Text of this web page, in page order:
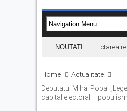
NOUTATI
Contract semnat pentru proiectarea
Home
Actualitate
Deputatul Mihai Popa:
capital electoral –